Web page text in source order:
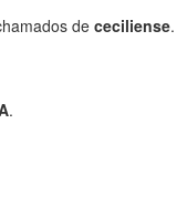
dececiliense.
.